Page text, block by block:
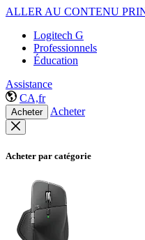
ALLER AU CONTENU
Logitech G
Professionnels
Éducation
Assistance
CA,fr
Acheter Acheter
Acheter par catégorie